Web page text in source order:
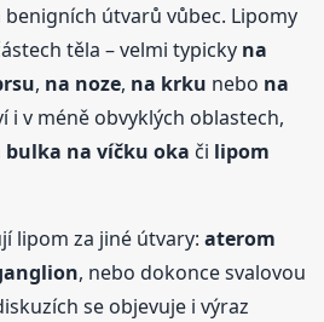
benigních útvarů vůbec. Lipomy
těla – velmi typicky na
, na noze, na krku nebo na
i v méně obvyklých oblastech,
na víčku oka či lipom
lipom za jiné útvary:aterom
, nebo dokonce svalovou
se objevuje i výraz